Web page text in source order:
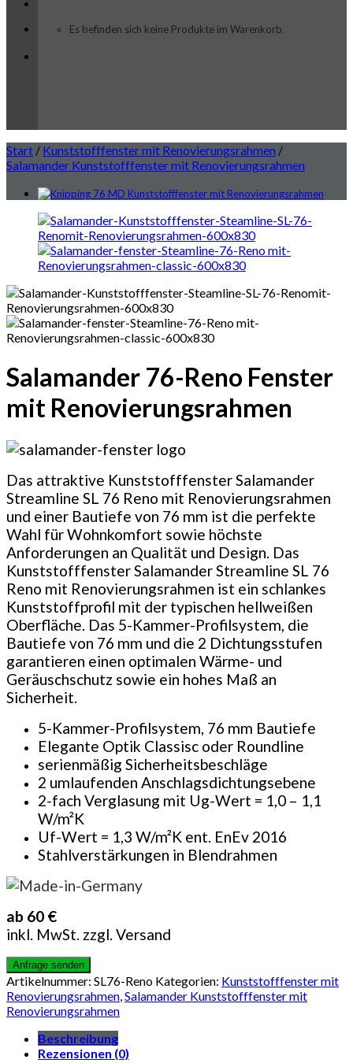
Es befinden sich keine Produkte im Warenkorb.
Innentüren
Start / Kunststofffenster mit Renovierungsrahmen /
Salamander Kunststofffenster mit Renovierungsrahmen
Salamander 76-Reno Fenster
mit Renovierungsrahmen
Das attraktive Kunststofffenster Salamander
Streamline SL 76 Reno mit Renovierungsrahmen
und einer Bautiefe von 76 mm ist die perfekte
Wahl für Wohnkomfort sowie höchste
Anforderungen an Qualität und Design. Das
Kunststofffenster Salamander Streamline SL 76
Reno mit Renovierungsrahmen ist ein schlankes
Kunststoffprofil mit der typischen hellweißen
Oberfläche. Das 5-Kammer-Profilsystem, die
Bautiefe von 76 mm und die 2 Dichtungsstufen
garantieren einen optimalen Wärme- und
Geräuschschutz sowie ein hohes Maß an
Sicherheit.
5-Kammer-Profilsystem, 76 mm Bautiefe
Elegante Optik Classisc oder Roundline
serienmäßig Sicherheitsbeschläge
2 umlaufenden Anschlagsdichtungsebene
2-fach Verglasung mit Ug-Wert = 1,0 – 1,1
W/m²K
Uf-Wert = 1,3 W/m²K ent. EnEv 2016
Stahlverstärkungen in Blendrahmen
ab 60 €
inkl. MwSt. zzgl. Versand
Artikelnummer: SL76-Reno Kategorien: Kunststofffenster mit
Renovierungsrahmen,Salamander Kunststofffenster mit
Renovierungsrahmen
Beschreibung
Rezensionen (0)